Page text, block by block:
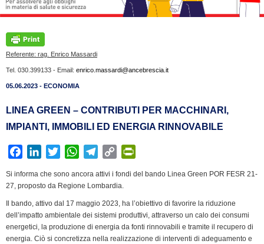
Referente: rag. Enrico Massardi
Tel. 030.399133 - Email: enrico.massardi@ancebrescia.it
05.06.2023 - ECONOMIA
LINEA GREEN – CONTRIBUTI PER MACCHINARI,
IMPIANTI, IMMOBILI ED ENERGIA RINNOVABILE
c
b
o
o
n
e
d
I
i
t
e
r
W
a
s
p
l
g
a
C
p
L
i
n
i
t
r
Si informa che sono ancora attivi i fondi del bando Linea Green POR FESR 21-
27, proposto da Regione Lombardia.
Il bando, attivo dal 17 maggio 2023, ha l’obiettivo di favorire la riduzione
dell’impatto ambientale dei sistemi produttivi, attraverso un calo dei consumi
energetici, la produzione di energia da fonti rinnovabili e tramite il recupero di
energia. Ciò si concretizza nella realizzazione di interventi di adeguamento e